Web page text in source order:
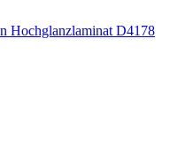
Hochglanzlaminat D4178